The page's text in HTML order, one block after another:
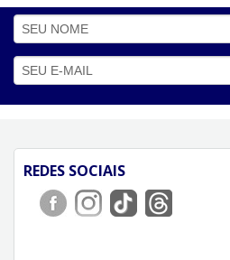
REDES SOCIAIS